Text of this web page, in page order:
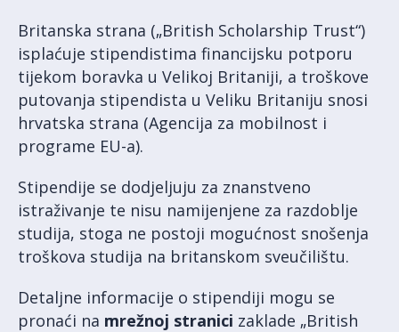
Britanska strana („British Scholarship Trust“)
isplaćuje stipendistima financijsku potporu
tijekom boravka u Velikoj Britaniji, a troškove
putovanja stipendista u Veliku Britaniju snosi
hrvatska strana (Agencija za mobilnost i
programe EU-a).
Stipendije se dodjeljuju za znanstveno
istraživanje te nisu namijenjene za razdoblje
studija, stoga ne postoji mogućnost snošenja
troškova studija na britanskom sveučilištu.
Detaljne informacije o stipendiji mogu se
pronaći na mrežnoj stranici zaklade „British